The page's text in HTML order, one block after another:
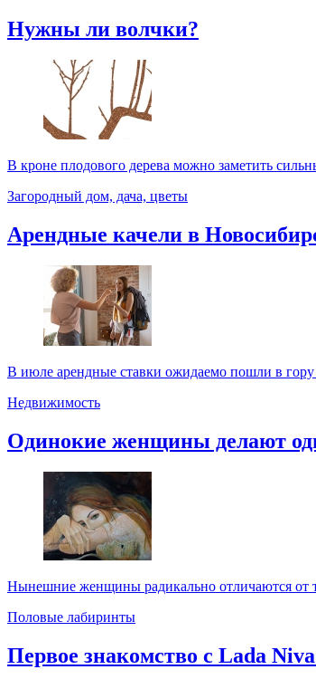
Нужны ли волчки?
В кроне плодового дерева можно заметить
Загородный дом, дача, цветы
Арендные качели в
В июле арендные ставки ожидаемо пошли в гору
Недвижимость
Одинокие женщины делают
Нынешние женщины радикально отличаются от
Половые лабиринты
Первое знакомство с Lada